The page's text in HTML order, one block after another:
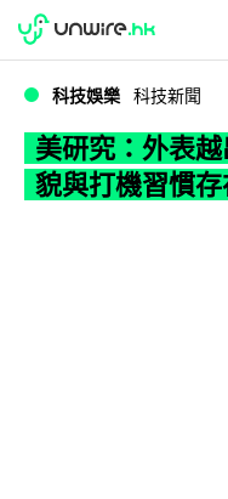
WWDC 2026
科技娛樂 科技新聞
美研究：外表
貌與打機習慣